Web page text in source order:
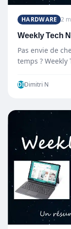
HARDWARE 2
Weekly Tech
Pas envie de
temps ? Weekly
DIDimitri N